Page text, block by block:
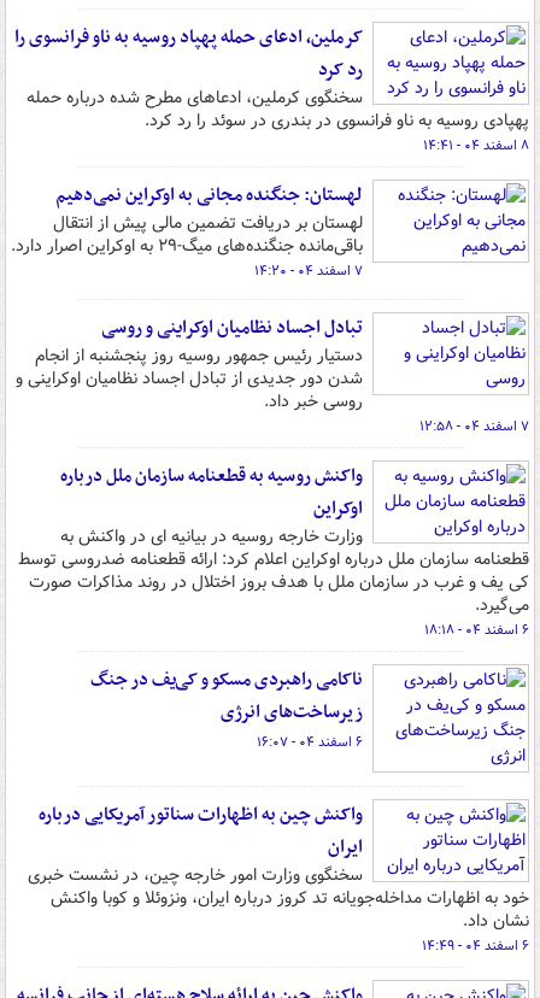
کرملین، ادعای حمله پهپاد روسیه به ناو فرانسوی را
رد کرد
سخنگوی کرملین، ادعاهای مطرح شده درباره حمله
پهپادی روسیه به ناو فرانسوی در بندری در سوئد را رد کرد.
۸ اسفند ۰۴ - ۱۴:۴۱
لهستان: جنگنده مجانی به اوکراین نمی‌دهیم
لهستان بر دریافت تضمین مالی پیش از انتقال
باقی‌مانده جنگنده‌های میگ-۲۹ به اوکراین اصرار دارد.
۷ اسفند ۰۴ - ۱۴:۲۰
تبادل اجساد نظامیان اوکراینی و روسی
دستیار رئیس جمهور روسیه روز پنجشنبه از انجام
شدن دور جدیدی از تبادل اجساد نظامیان اوکراینی و
روسی خبر داد.
۷ اسفند ۰۴ - ۱۲:۵۸
واکنش روسیه به قطعنامه سازمان ملل درباره
اوکراین
وزارت خارجه روسیه در بیانیه ای در واکنش به
قطعنامه سازمان ملل درباره اوکراین اعلام کرد: ارائه قطعنامه ضدروسی توسط
کی یف و غرب در سازمان ملل با هدف بروز اختلال در روند مذاکرات صورت
می‌گیرد.
۶ اسفند ۰۴ - ۱۸:۱۸
ناکامی راهبردی مسکو و کی‌یف در جنگ
زیرساخت‌های انرژی
۶ اسفند ۰۴ - ۱۶:۰۷
واکنش چین به اظهارات سناتور آمریکایی درباره
ایران
سخنگوی وزارت امور خارجه چین، در نشست خبری
خود به اظهارات مداخله‌جویانه تد کروز درباره ایران، ونزوئلا و کوبا واکنش
نشان داد.
۶ اسفند ۰۴ - ۱۴:۴۹